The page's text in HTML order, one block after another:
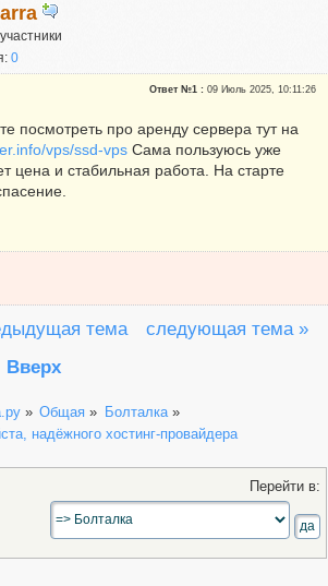
0
Ответ №1 :09 Июль 2025, 10:11:26
посмотреть про аренду сервера тут на
vps/ssd-vps Сама пользуюсь уже
цена и стабильная работа. На старте
тема
следующая тема »
Вверх
» Общая » Болталка»
надёжного хостинг-провайдера
Перейти в: